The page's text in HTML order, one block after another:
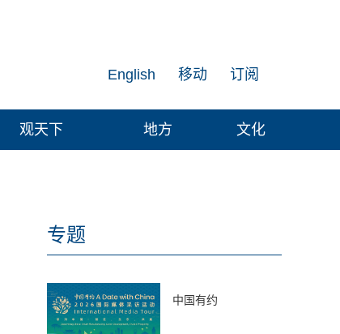
订阅
移动
English
观天下 地方 文化
专题
中国有约